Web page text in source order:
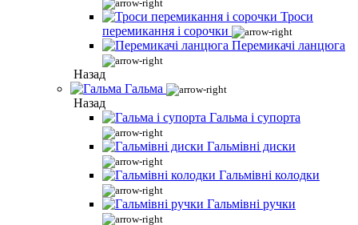
Троси
перемикання і сорочки
Перемикачі ланцюга
Назад
Гальма
Назад
Гальма і супорта
Гальмівні диски
Гальмівні колодки
Гальмівні ручки